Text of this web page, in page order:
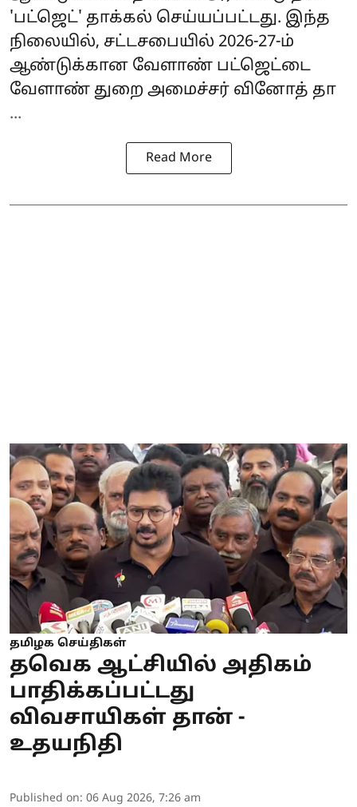
'பட்ஜெட்' தாக்கல் செய்யப்பட்டது. இந்த
நிலையில், சட்டசபையில் 2026-27-ம்
ஆண்டுக்கான வேளாண் பட்ஜெட்டை
வேளாண் துறை அமைச்சர் வினோத் தா
...
Read More
தமிழக செய்திகள்
தவெக ஆட்சியில் அதிகம்
பாதிக்கப்பட்டது
விவசாயிகள் தான் -
உதயநிதி
Published on: 06 Aug 2026, 7:26 am